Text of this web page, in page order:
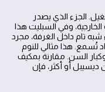
الجزء الذي يصدر
وفي السبليت هذا
شبه تام داخل الغرفة، مجرد
تُسمع. هذا مثالي للنوم
السن. مقارنة بمكيف
أو أكثر، فإن